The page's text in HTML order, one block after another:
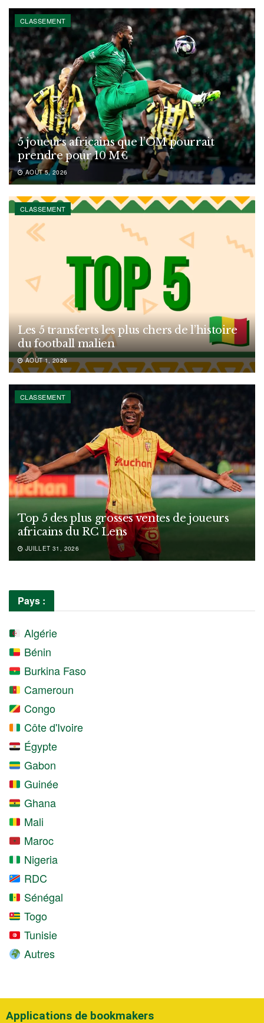
CLASSEMENT
5 joueurs africains que l’OM pourrait
prendre pour 10 M€
AOÛT 5, 2026
CLASSEMENT
Les 5 transferts les plus chers de l’histoire
du football malien
AOÛT 1, 2026
CLASSEMENT
Top 5 des plus grosses ventes de joueurs
africains du RC Lens
JUILLET 31, 2026
Pays :
Algérie
Bénin
Burkina Faso
Cameroun
Congo
Côte d'Ivoire
Égypte
Gabon
Guinée
Ghana
Mali
Maroc
Nigeria
RDC
Sénégal
Togo
Tunisie
Autres
Applications de bookmakers